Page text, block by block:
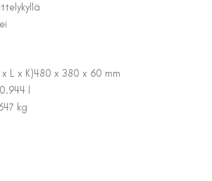
kyllä
ei
L x K)480 x 380 x 60 mm
l
kg